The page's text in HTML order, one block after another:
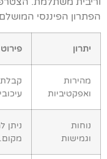
הפתרון הפיננסי
יתרון פירוט
מהירות
ואפקטיביות
קבלת
נוחות
וגמישות
ניתן
מקום.